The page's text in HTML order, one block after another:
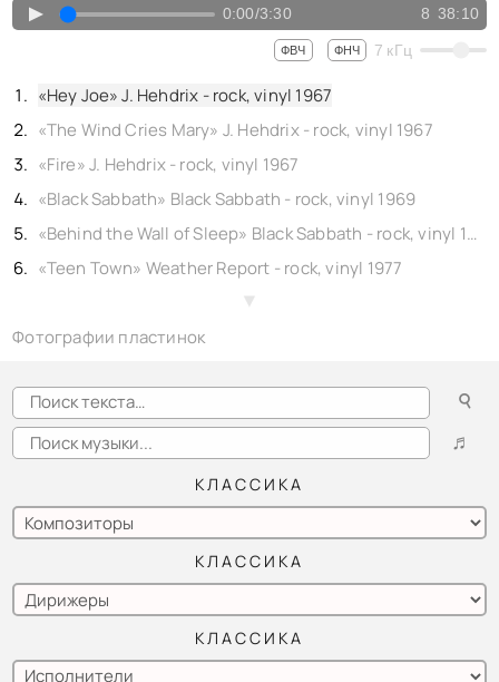
▲ 0:00/3:30 8 38:10
ФВЧ ФНЧ 7 кГц
«Hey Joe» J. Hehdrix - rock, vinyl 1967
«The Wind Cries Mary» J. Hehdrix - rock, vinyl 1967
«Fire» J. Hehdrix - rock, vinyl 1967
«Black Sabbath» Black Sabbath - rock, vinyl 1969
«Behind the Wall of Sleep» Black Sabbath - rock, vinyl 1969
«Teen Town» Weather Report - rock, vinyl 1977
«Nightmare Patrol» Brand-x - rock, vinyl 1977
«Euthanasia waltz» Brand-x - rock, vinyl 1977
▲
Фотографии пластинок
☌
♬
КЛАССИКА
КЛАССИКА
КЛАССИКА